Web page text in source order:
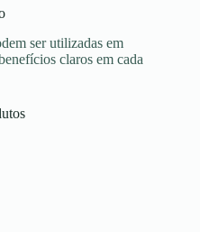
ser utilizadas em
claros em cada